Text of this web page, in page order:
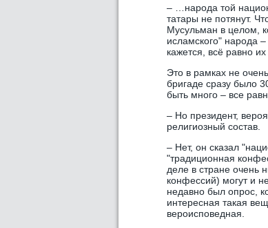
– …народа той
татары не потянут.
Мусульман в целом,
исламского" народа
кажется, всё равно их
Это в рамках не
бригаде сразу было
быть много – все
– Но президент,
религиозный состав.
– Нет, он сказал
"традиционная
деле в стране очень
конфессий) могут и
недавно был опрос,
интересная такая
вероисповедная.